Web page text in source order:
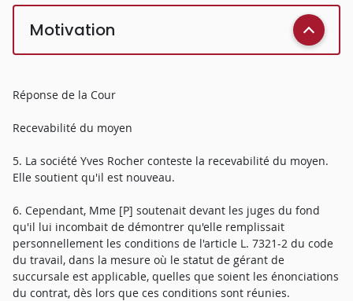
Motivation
Réponse de la Cour
Recevabilité du moyen
5. La société Yves Rocher conteste la recevabilité du moyen.
Elle soutient qu'il est nouveau.
6. Cependant, Mme [P] soutenait devant les juges du fond
qu'il lui incombait de démontrer qu'elle remplissait
personnellement les conditions de l'article L. 7321-2 du code
du travail, dans la mesure où le statut de gérant de
succursale est applicable, quelles que soient les énonciations
du contrat, dès lors que ces conditions sont réunies.